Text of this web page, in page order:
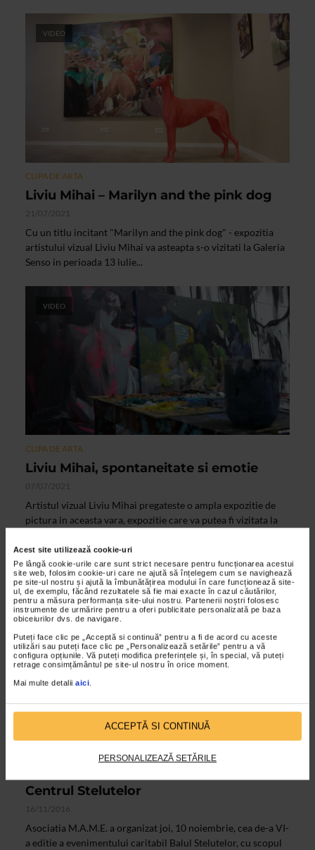
Acest site utilizează cookie-uri
Pe lângă cookie-urile care sunt strict necesare pentru funcționarea acestui
site web, folosim cookie-uri care ne ajută să înțelegem cum se navighează
pe site-ul nostru și ajută la îmbunătățirea modului în care funcționează site-
ul, de exemplu, făcând rezultatele să fie mai exacte în cazul căutărilor,
pentru a măsura performanța site-ului nostru. Partenerii noștri folosesc
instrumente de urmărire pentru a oferi publicitate personalizată pe baza
obiceiurilor dvs. de navigare.
Puteți face clic pe „Acceptă si continuă” pentru a fi de acord cu aceste
utilizări sau puteți face clic pe „Personalizează setările” pentru a vă
configura opțiunile. Vă puteți modifica preferințele și, în special, vă puteți
retrage consimțământul pe site-ul nostru în orice moment.
Mai multe detalii aici.
ACCEPTĂ SI CONTINUĂ
PERSONALIZEAZĂ SETĂRILE
VIDEO
CLIPA DE ARTA
Liviu Mihai – Marilyn and the pink dog
21/07/2021
Cu un titlu incitant "Marilyn and the pink dog" - expozitia
artistului vizual Liviu Mihai va asteapta s-o vizitati la Galeria
Senso in perioada 13 iulie...
VIDEO
CLIPA DE ARTA
Liviu Mihai, spontaneitate si emotie
07/07/2021
Artistul vizual Liviu Mihai pregateste o ampla expozitie de
pictura in aceasta vara, expozitie care va putea fi vizitata la
Asociatia M.A.M.E. a strans la „Balul
Stelutelor” fondurile necesare pentru
Centrul Stelutelor
16/11/2016
Asociatia M.A.M.E. a organizat joi, 10 noiembrie, cea de-a VI-
a editie a evenimentului caritabil Balul Stelutelor, cu scopul